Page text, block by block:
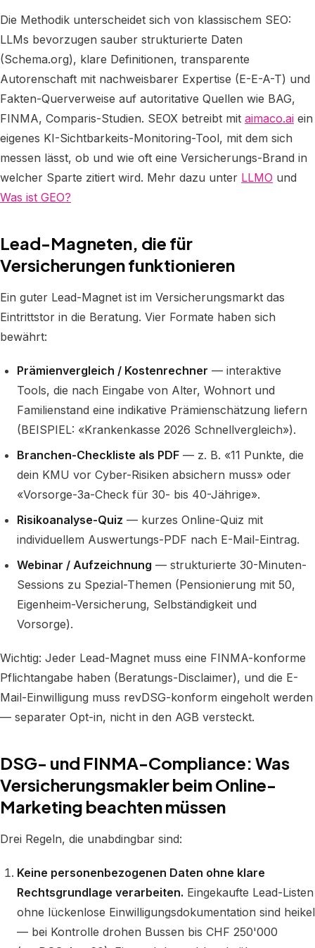
Die Methodik unterscheidet sich von klassischem SEO:
LLMs bevorzugen sauber strukturierte Daten
(Schema.org), klare Definitionen, transparente
Autorenschaft mit nachweisbarer Expertise (E-E-A-T) und
Fakten-Querverweise auf autoritative Quellen wie BAG,
FINMA, Comparis-Studien. SEOX betreibt mit aimaco.ai ein
eigenes KI-Sichtbarkeits-Monitoring-Tool, mit dem sich
messen lässt, ob und wie oft eine Versicherungs-Brand in
welcher Sparte zitiert wird. Mehr dazu unter LLMO und
Was ist GEO?
Lead-Magneten, die für
Versicherungen funktionieren
Ein guter Lead-Magnet ist im Versicherungsmarkt das
Eintrittstor in die Beratung. Vier Formate haben sich
bewährt:
Prämienvergleich / Kostenrechner — interaktive
Tools, die nach Eingabe von Alter, Wohnort und
Familienstand eine indikative Prämienschätzung liefern
(BEISPIEL: «Krankenkasse 2026 Schnellvergleich»).
Branchen-Checkliste als PDF — z. B. «11 Punkte, die
dein KMU vor Cyber-Risiken absichern muss» oder
«Vorsorge-3a-Check für 30- bis 40-Jährige».
Risikoanalyse-Quiz — kurzes Online-Quiz mit
individuellem Auswertungs-PDF nach E-Mail-Eintrag.
Webinar / Aufzeichnung — strukturierte 30-Minuten-
Sessions zu Spezial-Themen (Pensionierung mit 50,
Eigenheim-Versicherung, Selbständigkeit und
Vorsorge).
Wichtig: Jeder Lead-Magnet muss eine FINMA-konforme
Pflichtangabe haben (Beratungs-Disclaimer), und die E-
Mail-Einwilligung muss revDSG-konform eingeholt werden
— separater Opt-in, nicht in den AGB versteckt.
DSG- und FINMA-Compliance: Was
Versicherungsmakler beim Online-
Marketing beachten müssen
Drei Regeln, die unabdingbar sind:
Keine personenbezogenen Daten ohne klare
Rechtsgrundlage verarbeiten. Eingekaufte Lead-Listen
ohne lückenlose Einwilligungsdokumentation sind heikel
— bei Kontrolle drohen Bussen bis CHF 250'000